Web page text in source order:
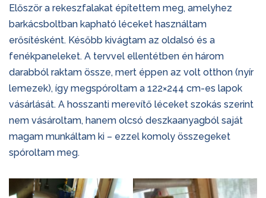
Először a rekeszfalakat építettem meg, amelyhez
barkácsboltban kapható léceket használtam
erősítésként. Később kivágtam az oldalsó és a
fenékpaneleket. A tervvel ellentétben én három
darabból raktam össze, mert éppen az volt otthon (nyír
lemezek), így megspóroltam a 122×244 cm-es lapok
vásárlását. A hosszanti merevítő léceket szokás szerint
nem vásároltam, hanem olcsó deszkaanyagból saját
magam munkáltam ki – ezzel komoly összegeket
spóroltam meg.